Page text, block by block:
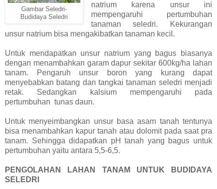
Gambar Seledri-
Budidaya Seledri
natrium karena unsur ini
mempengaruhi pertumbuhan
tanaman seledri. Kekurangan
unsur natrium bisa mengakibatkan tanaman kecil.
Untuk mendapatkan unsur natrium yang bagus biasanya
dengan menambahkan garam dapur sekitar 600kg/ha lahan
tanam. Pengaruh unsur boron yang kurang dapat
menyebabkan batang dan tangkai tanaman seledri menjadi
retak. Sedangkan kalsium mempengaruhi pada
pertumbuhan tunas daun.
Untuk menyeimbangkan unsur basa asam tanah tentunya
bisa menambahkan kapur tanah atau dolomit pada saat pra
tanam. Sehingga didapatkan pH tanah yang bagus untuk
pertumbuhan yaitu antara 5,5-6,5.
PENGOLAHAN LAHAN TANAM UNTUK BUDIDAYA
SELEDRI